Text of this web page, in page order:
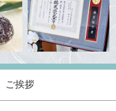
ご挨拶